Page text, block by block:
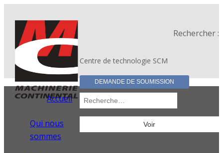
Centre de technologie SCM
DEMANDE DE SOUMISSION
Rechercher :
Accueil
Qui nous
sommes